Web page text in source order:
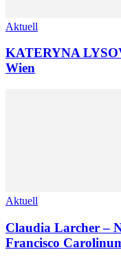
Aktuell
KATERYNA
Wien
Aktuell
Claudia Larcher –
Francisco